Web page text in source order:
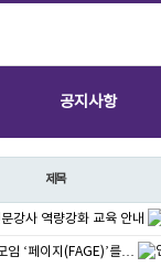
공지사항
제목
강사 역량강화 교육 안내
임 ‘페이지(FAGE)’를…